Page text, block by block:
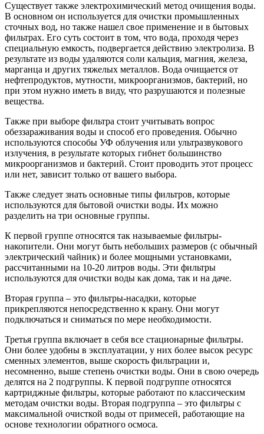
Существует также электрохимический метод очищения воды.
В основном он используется для очистки промышленных
сточных вод, но также нашел свое применение и в бытовых
фильтрах. Его суть состоит в том, что вода, проходя через
специальную емкость, подвергается действию электролиза. В
результате из воды удаляются соли кальция, магния, железа,
марганца и других тяжелых металлов. Вода очищается от
нефтепродуктов, мутности, микроорганизмов, бактерий, но
при этом нужно иметь в виду, что разрушаются и полезные
вещества.
Также при выборе фильтра стоит учитывать вопрос
обеззараживания воды и способ его проведения. Обычно
используются способы УФ облучения или ультразвукового
излучения, в результате которых гибнет большинство
микроорганизмов и бактерий. Стоит проводить этот процесс
или нет, зависит только от вашего выбора.
Также следует знать основные типы фильтров, которые
используются для бытовой очистки воды. Их можно
разделить на три основные группы.
К первой группе относятся так называемые фильтры-
накопители. Они могут быть небольших размеров (с обычный
электрический чайник) и более мощными установками,
рассчитанными на 10-20 литров воды. Эти фильтры
используются для очистки воды как дома, так и на даче.
Вторая группа – это фильтры-насадки, которые
прикрепляются непосредственно к крану. Они могут
подключаться и сниматься по мере необходимости.
Третья группа включает в себя все стационарные фильтры.
Они более удобны в эксплуатации, у них более высок ресурс
сменных элементов, выше скорость фильтрации и,
несомненно, выше степень очистки воды. Они в свою очередь
делятся на 2 подгруппы. К первой подгруппе относятся
картриджные фильтры, которые работают по классическим
методам очистки воды. Вторая подгруппа – это фильтры с
максимальной очисткой воды от примесей, работающие на
основе технологии обратного осмоса.